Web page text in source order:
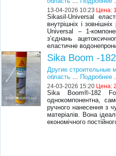
13-04-2026 10:23 Цена:
Sikasil-Universal
внутрішніх і
Universal – 1-
з’єднань
еластичне
Sika Boom -
Другие строительные
область ... Подробнее
24-03-2026 15:20 Цена:
Sika Boom®-182
однокомпонентна,
ручного нанесення з
матеріалів. Вона
економічного